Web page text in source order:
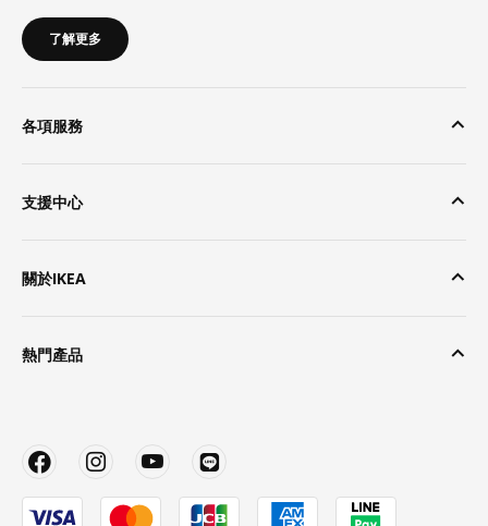
了解更多
各項服務
支援中心
關於IKEA
熱門產品